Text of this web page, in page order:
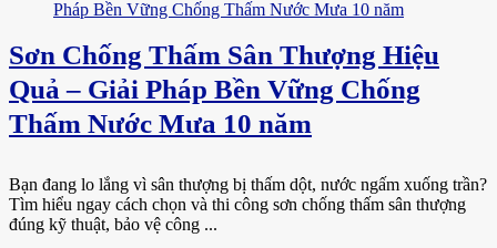
Sơn Chống Thấm Sân Thượng Hiệu
Quả – Giải Pháp Bền Vững Chống
Thấm Nước Mưa 10 năm
Bạn đang lo lắng vì sân thượng bị thấm dột, nước ngấm xuống trần?
Tìm hiểu ngay cách chọn và thi công sơn chống thấm sân thượng
đúng kỹ thuật, bảo vệ công ...